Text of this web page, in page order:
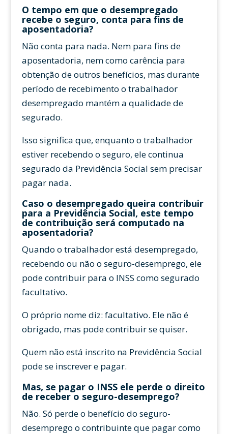
O tempo em que o desempregado
recebe o seguro, conta para fins de
aposentadoria?
Não conta para nada. Nem para fins de
aposentadoria, nem como carência para
obtenção de outros benefícios, mas durante
período de recebimento o trabalhador
desempregado mantém a qualidade de
segurado.
Isso significa que, enquanto o trabalhador
estiver recebendo o seguro, ele continua
segurado da Previdência Social sem precisar
pagar nada.
Caso o desempregado queira contribuir
para a Previdência Social, este tempo
de contribuição será computado na
aposentadoria?
Quando o trabalhador está desempregado,
recebendo ou não o seguro-desemprego, ele
pode contribuir para o INSS como segurado
facultativo.
O próprio nome diz: facultativo. Ele não é
obrigado, mas pode contribuir se quiser.
Quem não está inscrito na Previdência Social
pode se inscrever e pagar.
Mas, se pagar o INSS ele perde o direito
de receber o seguro-desemprego?
Não. Só perde o benefício do seguro-
desemprego o contribuinte que pagar como